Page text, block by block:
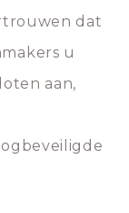
dat
u
aan,